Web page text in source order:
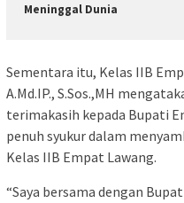
Meninggal Dunia
Sementara itu, Kelas IIB
A.Md.IP., S.Sos.,MH
terimakasih kepada Bupati
penuh syukur dalam
Kelas IIB Empat Lawang.
“Saya bersama dengan